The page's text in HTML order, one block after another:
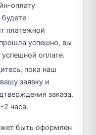
оплату
платежной
успешно, вы
оплате.
пока наш
заявку и
заказа.
2 часа.
быть оформлен